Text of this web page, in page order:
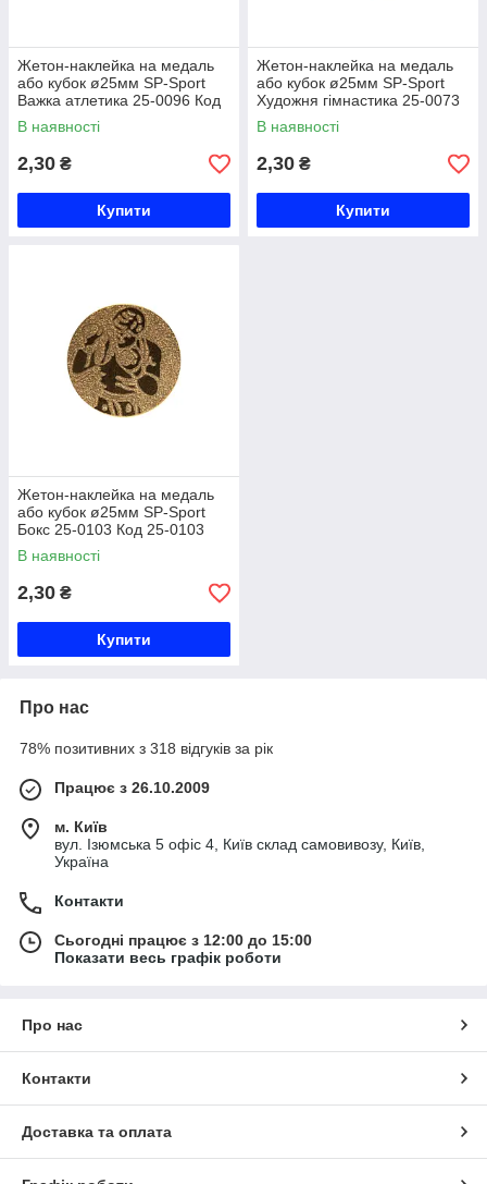
Жетон-наклейка на медаль
або кубок ø25мм SP-Sport
Важка атлетика 25-0096 Код
25-0096
В наявності
2,30 ₴
Купити
Жетон-наклейка на медаль
або кубок ø25мм SP-Sport
Художня гімнастика 25-0073
Код 25-0073
В наявності
2,30 ₴
Купити
Жетон-наклейка на медаль
або кубок ø25мм SP-Sport
Бокс 25-0103 Код 25-0103
В наявності
2,30 ₴
Купити
Про нас
78% позитивних з 318 відгуків за рік
Працює з 26.10.2009
м. Київ
вул. Ізюмська 5 офіс 4, Київ склад самовивозу, Київ,
Україна
Контакти
Сьогодні працює з 12:00 до 15:00
Показати весь графік роботи
Про нас
Контакти
Доставка та оплата